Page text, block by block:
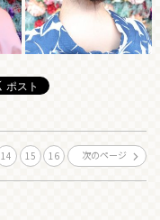
14 15 16 次のページ